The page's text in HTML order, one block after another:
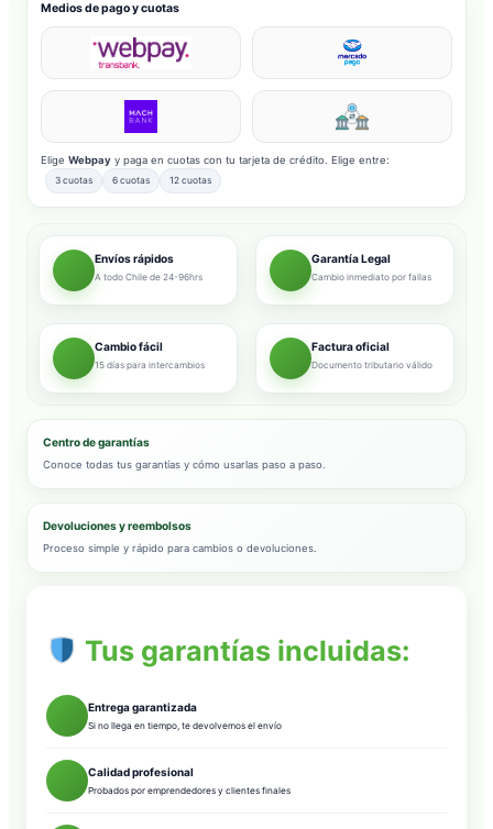
Medios de pago y cuotas
Elige Webpay y paga en cuotas con tu tarjeta de crédito. Elige entre:
3 cuotas 6 cuotas 12 cuotas
Envíos rápidos
A todo Chile de 24-96hrs
Garantía Legal
Cambio inmediato por fallas
Cambio fácil
15 días para intercambios
Factura oficial
Documento tributario válido
Centro de garantías
Conoce todas tus garantías y cómo usarlas paso a paso.
Devoluciones y reembolsos
Proceso simple y rápido para cambios o devoluciones.
Tus garantías incluidas:
Entrega garantizada
Si no llega en tiempo, te devolvemos el envío
Calidad profesional
Probados por emprendedores y clientes finales